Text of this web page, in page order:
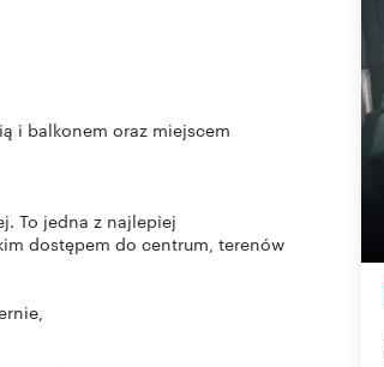
i balkonem oraz miejscem
To jedna z najlepiej
dostępem do centrum, terenów